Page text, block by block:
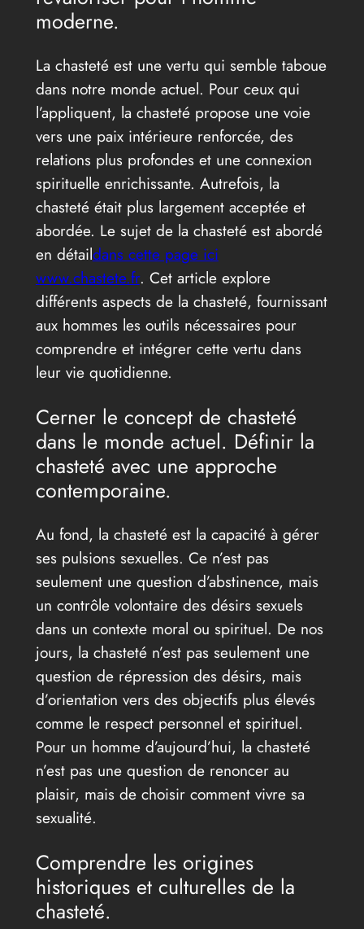
moderne.
La chasteté est une vertu qui semble taboue
dans notre monde actuel. Pour ceux qui
l’appliquent, la chasteté propose une voie
vers une paix intérieure renforcée, des
relations plus profondes et une connexion
spirituelle enrichissante. Autrefois, la
chasteté était plus largement acceptée et
abordée. Le sujet de la chasteté est abordé
en détaildans cette page ici
www.chastete.fr. Cet article explore
différents aspects de la chasteté, fournissant
aux hommes les outils nécessaires pour
comprendre et intégrer cette vertu dans
leur vie quotidienne.
Cerner le concept de chasteté
dans le monde actuel. Définir la
chasteté avec une approche
contemporaine.
Au fond, la chasteté est la capacité à gérer
ses pulsions sexuelles. Ce n’est pas
seulement une question d’abstinence, mais
un contrôle volontaire des désirs sexuels
dans un contexte moral ou spirituel. De nos
jours, la chasteté n’est pas seulement une
question de répression des désirs, mais
d’orientation vers des objectifs plus élevés
comme le respect personnel et spirituel.
Pour un homme d’aujourd’hui, la chasteté
n’est pas une question de renoncer au
plaisir, mais de choisir comment vivre sa
sexualité.
Comprendre les origines
historiques et culturelles de la
chasteté.